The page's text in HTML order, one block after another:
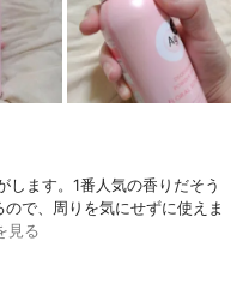
します。1番人気の香りだそう
で、周りを気にせずに使えま
見る